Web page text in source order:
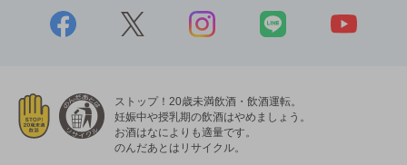
ストップ！20歳未満飲酒・飲酒運転。
妊娠中や授乳期の飲酒はやめましょう。
お酒はなによりも適量です。
のんだあとはリサイクル。